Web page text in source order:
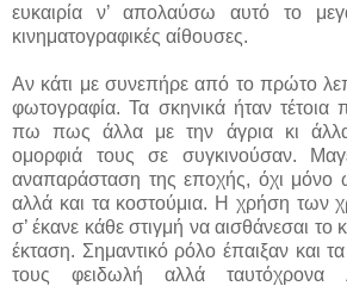
ευκαιρία ν’ απολαύσω αυτό το
κινηματογραφικές αίθουσες.
Αν κάτι με συνεπήρε από το πρώτο
φωτογραφία. Τα σκηνικά ήταν
πω πως άλλα με την άγρια κι
ομορφιά τους σε συγκινούσαν.
αναπαράσταση της εποχής, όχι μόνο
αλλά και τα κοστούμια. Η χρήση των
σ’ έκανε κάθε στιγμή να αισθάνεσαι το
έκταση. Σημαντικό ρόλο έπαιξαν και
τους φειδωλή αλλά ταυτόχρονα